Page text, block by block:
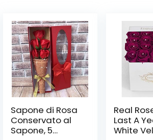
Sapone di Rosa
Conservato al
Sapone, 5
Real
Last A
White